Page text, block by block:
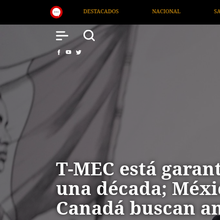
SALUD INTERNACIONAL TV
T-MEC está
una década;
Canadá buscan